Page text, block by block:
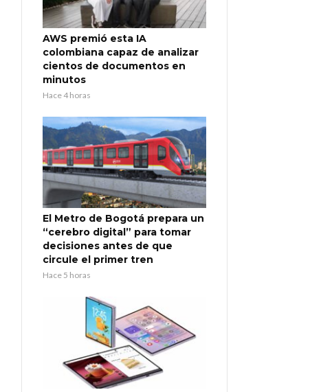
AWS premió esta IA
colombiana capaz de analizar
cientos de documentos en
minutos
Hace 4 horas
El Metro de Bogotá prepara un
“cerebro digital” para tomar
decisiones antes de que
circule el primer tren
Hace 5 horas